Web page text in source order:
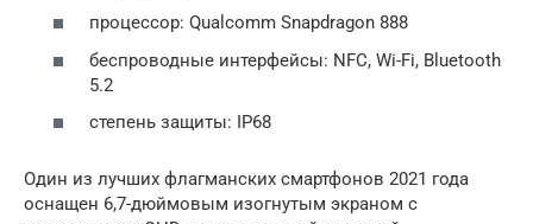
процессор: Qualcomm Snapdragon 888
беспроводные интерфейсы: NFC, Wi-Fi, Bluetooth
5.2
степень защиты: IP68
Один из лучших флагманских смартфонов 2021 года
оснащен 6,7-дюймовым изогнутым экраном с